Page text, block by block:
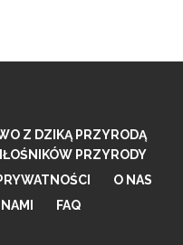
Z DZIKĄ PRZYRODĄ
PRZYRODY
O NAS
FAQ